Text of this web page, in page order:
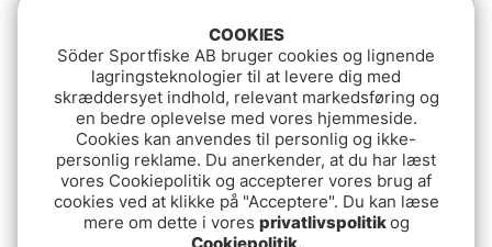
Comparadun Light Olive
12.90 DKK
Mirage Grizzly
Stickleback
12.90 DKK
COOKIES
Söder Sportfiske AB bruger cookies og lignende
lagringsteknologier til at levere dig med
skræddersyet indhold, relevant markedsføring og
en bedre oplevelse med vores hjemmeside.
Cookies kan anvendes til personlig og ikke-
personlig reklame. Du anerkender, at du har læst
vores Cookiepolitik og accepterer vores brug af
cookies ved at klikke på "Acceptere". Du kan læse
mere om dette i vores privatlivspolitikog